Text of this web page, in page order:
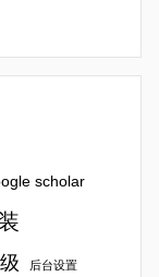
scholar
后台设置